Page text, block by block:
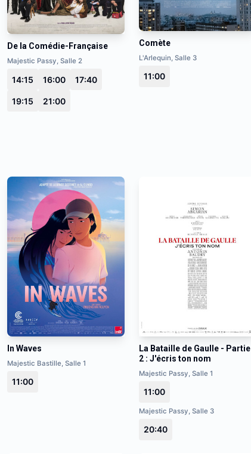
De la Comédie-Française
Majestic Passy, Salle 2
14:15 16:00 17:40
19:15 21:00
Comète
L'Arlequin, Salle 3
11:00
In Waves
Majestic Bastille, Salle 1
11:00
La Bataille de Gaulle - Partie
2 : J'écris ton nom
Majestic Passy, Salle 1
11:00
Majestic Passy, Salle 3
20:40